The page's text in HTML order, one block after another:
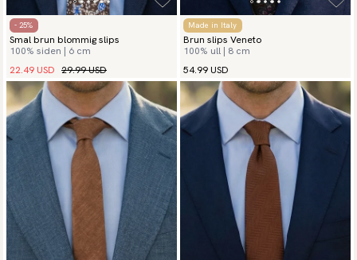
- 25%
Smal brun blommig slips
100% siden | 6 cm
22.49 USD 29.99 USD
Made in Italy
Brun slips Veneto
100% ull | 8 cm
54.99 USD